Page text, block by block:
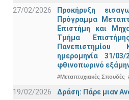
27/02/2026
Προκήρυξη
Πρόγραμμα
Επιστήμη και
Τμήμα
Πανεπιστημίου
ημερομηνία 31/
φθινοπωρινό
#Μεταπτυχιακές Σπουδές
19/02/2026
Δράση: Πάρε μιαν